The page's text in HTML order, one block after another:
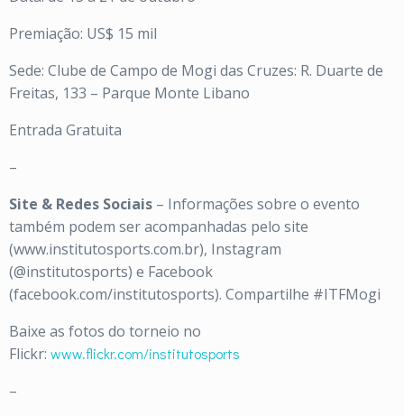
Premiação: US$ 15 mil
Sede: Clube de Campo de Mogi das Cruzes: R. Duarte de
Freitas, 133 – Parque Monte Libano
Entrada Gratuita
–
Site & Redes Sociais – Informações sobre o evento
também podem ser acompanhadas pelo site
(www.institutosports.com.br), Instagram
(@institutosports) e Facebook
(facebook.com/institutosports). Compartilhe #ITFMogi
Baixe as fotos do torneio no
Flickr: www.flickr.com/institutosports
–